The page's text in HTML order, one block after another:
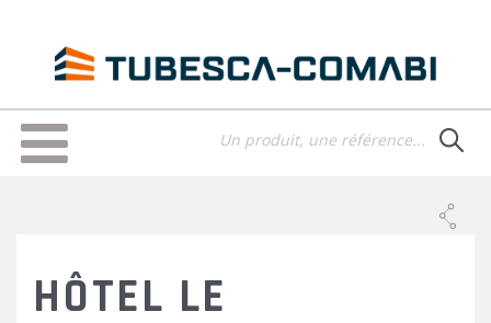
contenu
principal
Toggle
navigation
HÔTEL LE